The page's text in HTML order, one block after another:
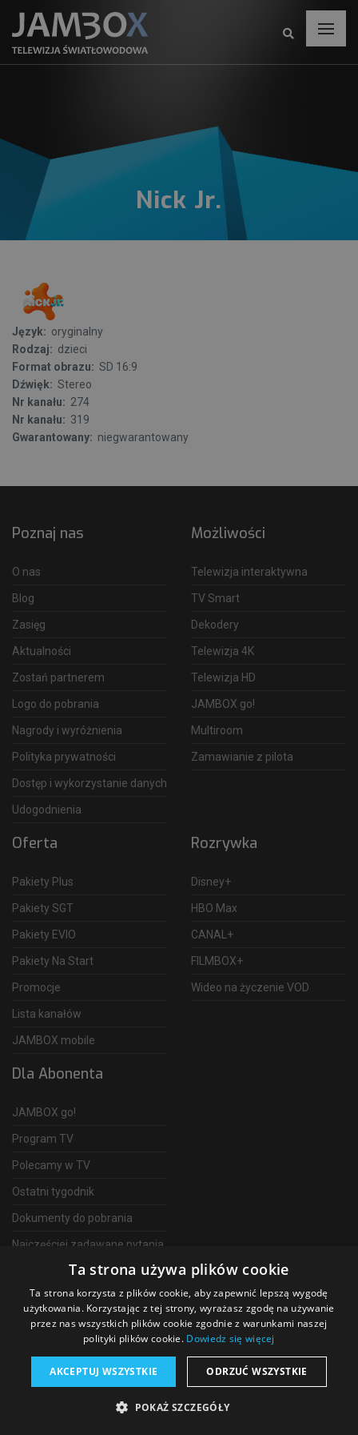
Nick Jr.
Język: oryginalny
Rodzaj: dzieci
Format obrazu: SD 16:9
Dźwięk: Stereo
Nr kanału: 274
Nr kanału: 319
Gwarantowany: niegwarantowany
Poznaj nas
O nas
Blog
Zasięg
Aktualności
Zostań partnerem
Logo do pobrania
Nagrody i wyróżnienia
Polityka prywatności
Dostęp i wykorzystanie danych
Udogodnienia
Możliwości
Telewizja interaktywna
TV Smart
Dekodery
Telewizja 4K
Telewizja HD
JAMBOX go!
Multiroom
Zamawianie z pilota
Oferta
Pakiety Plus
Pakiety SGT
Pakiety EVIO
Pakiety Na Start
Promocje
Lista kanałów
JAMBOX mobile
Rozrywka
Disney+
HBO Max
CANAL+
FILMBOX+
Wideo na życzenie VOD
Dla Abonenta
JAMBOX go!
Program TV
Polecamy w TV
Ostatni tygodnik
Dokumenty do pobrania
Najczęściej zadawane pytania
Telewizja Światłowodowa
2026 SGT Operator telewizji JAMBOX
Ta strona używa plików cookie
Ta strona korzysta z plików cookie, aby zapewnić lepszą wygodę
użytkowania. Korzystając z tej strony, wyrażasz zgodę na używanie
przez nas wszystkich plików cookie zgodnie z warunkami naszej
polityki plików cookie. Dowiedz się więcej
AKCEPTUJ WSZYSTKIE ODRZUĆ WSZYSTKIE
POKAŻ SZCZEGÓŁY